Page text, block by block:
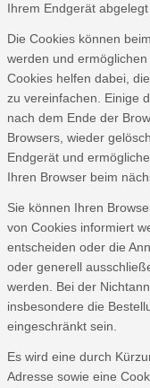
Ihrem Endgerät abgelegt
Die Cookies können
werden und
Cookies helfen dabei,
zu vereinfachen. Einige
nach dem Ende der
Browsers, wieder
Endgerät und
Ihren Browser beim
Sie können Ihren
von Cookies informiert
entscheiden oder die
oder generell
werden. Bei der
insbesondere die
eingeschränkt sein.
Es wird eine durch
Adresse sowie eine